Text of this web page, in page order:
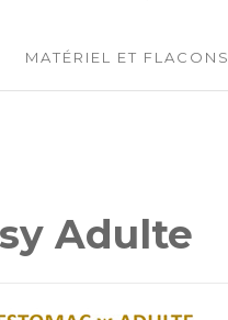
MATÉRIEL ET FLACONS
Adulte